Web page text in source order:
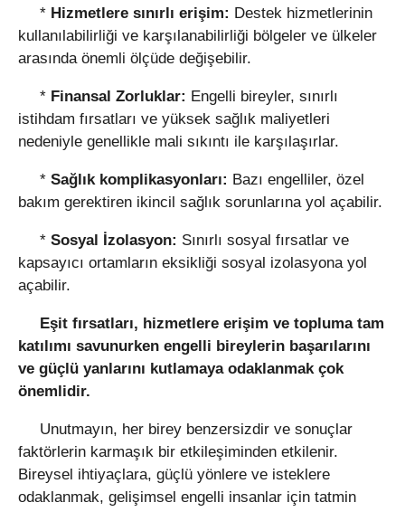
* Hizmetlere sınırlı erişim: Destek hizmetlerinin
kullanılabilirliği ve karşılanabilirliği bölgeler ve ülkeler
arasında önemli ölçüde değişebilir.
* Finansal Zorluklar: Engelli bireyler, sınırlı
istihdam fırsatları ve yüksek sağlık maliyetleri
nedeniyle genellikle mali sıkıntı ile karşılaşırlar.
* Sağlık komplikasyonları: Bazı engelliler, özel
bakım gerektiren ikincil sağlık sorunlarına yol açabilir.
* Sosyal İzolasyon: Sınırlı sosyal fırsatlar ve
kapsayıcı ortamların eksikliği sosyal izolasyona yol
açabilir.
Eşit fırsatları, hizmetlere erişim ve topluma tam
katılımı savunurken engelli bireylerin başarılarını
ve güçlü yanlarını kutlamaya odaklanmak çok
önemlidir.
Unutmayın, her birey benzersizdir ve sonuçlar
faktörlerin karmaşık bir etkileşiminden etkilenir.
Bireysel ihtiyaçlara, güçlü yönlere ve isteklere
odaklanmak, gelişimsel engelli insanlar için tatmin